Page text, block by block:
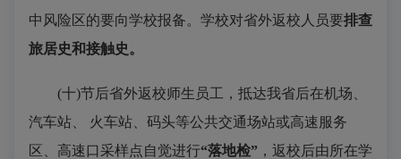
中风险区的要向学校报备。学校对省外返校人员要排查
旅居史和接触史。
(十)节后省外返校师生员工，抵达我省后在机场、
汽车站、 火车站、码头等公共交通场站或高速服务
区、高速口采样点自觉进行“落地检” ，返校后由所在学